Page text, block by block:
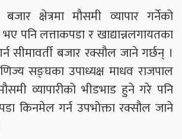
क्षेत्रमा मौसमी व्यापार गर्नेको
पनि लत्ताकपडा र खाद्यान्नलगायतका
सीमावर्ती बजार रक्सौल जाने गर्छन् ।
सङ्घका उपाध्यक्ष माधव राजपाल
व्यापारीको भीडभाड हुने गरे पनि
किनमेल गर्न उपभोक्ता रक्सौल जाने